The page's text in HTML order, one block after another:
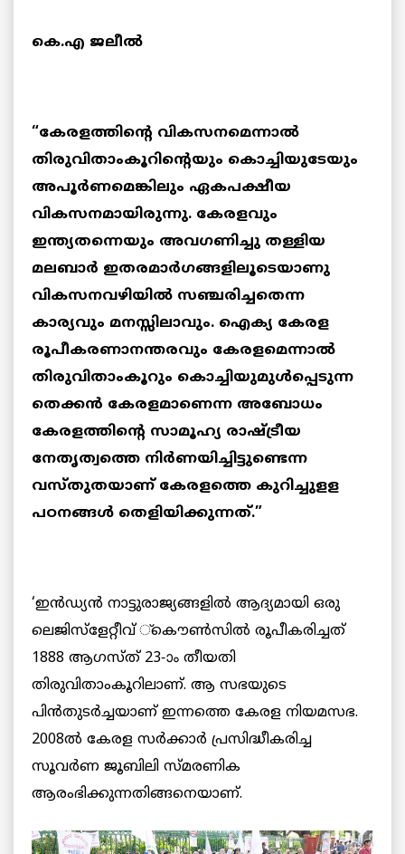
കെ.എ ജലീല്‍
“കേരളത്തിന്റെ വികസനമെന്നാല്‍
തിരുവിതാംകൂറിന്റെയും കൊച്ചിയുടേയും
അപൂര്‍ണമെങ്കിലും ഏകപക്ഷീയ
വികസനമായിരുന്നു. കേരളവും
ഇന്ത്യതന്നെയും അവഗണിച്ചു തള്ളിയ
മലബാര്‍ ഇതരമാര്‍ഗങ്ങളിലൂടെയാണു
വികസനവഴിയില്‍ സഞ്ചരിച്ചതെന്ന
കാര്യവും മനസ്സിലാവും. ഐക്യ കേരള
രൂപീകരണാനന്തരവും കേരളമെന്നാല്‍
തിരുവിതാംകൂറും കൊച്ചിയുമുള്‍പ്പെടുന്ന
തെക്കന്‍ കേരളമാണെന്ന അബോധം
കേരളത്തിന്റെ സാമൂഹ്യ രാഷ്ട്രീയ
നേതൃത്വത്തെ നിര്‍ണയിച്ചിട്ടുണ്ടെന്ന
വസ്തുതയാണ് കേരളത്തെ കുറിച്ചുളള
പഠനങ്ങള്‍ തെളിയിക്കുന്നത്.”
‘ഇന്‍ഡ്യന്‍ നാട്ടുരാജ്യങ്ങളില്‍ ആദ്യമായി ഒരു
ലെജിസ്ളേറ്റീവ് ്കൌണ്‍സില്‍ രൂപീകരിച്ചത്
1888 ആഗസ്ത് 23-ാം തീയതി
തിരുവിതാംകൂറിലാണ്. ആ സഭയുടെ
പിന്‍തുടര്‍ച്ചയാണ് ഇന്നത്തെ കേരള നിയമസഭ.
2008ല്‍ കേരള സര്‍ക്കാര്‍ പ്രസിദ്ധീകരിച്ച
സൂവര്‍ണ ജൂബിലി സ്മരണിക
ആരംഭിക്കുന്നതിങ്ങനെയാണ്.